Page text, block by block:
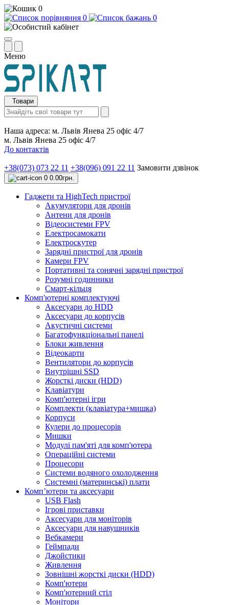
0
0
0
Меню
Товари
Наша адреса: м. Львів Янева 25 офіс 4/7
м. Львів Янева 25 офіс 4/7
До контактів
+38(073) 073 22 11 +38(096) 091 22 11 Замовити дзвінок
0 0.00грн.
Гаджети та HighTech пристрої
Акумулятори для дронів
Антени для дронів
Відеосистеми FPV
Електросамокати
Електроскутер
Зарядні пристрої для дронів
Камери FPV
Портативні та сонячні зарядні пристрої
Розумні годинники
Смарт-кільця
Комп'ютерні комплектуючі
Аксесуари до HDD
Аксесуари до корпусів
Акустичні системи
Багатофункціональні панелі
Блоки живлення
Відеокарти
Вентилятори до корпусів
Внутрішні SSD
Жорсткі диски (HDD)
Клавіатури
Комп'ютерні ігри
Комплекти (клавіатура+мишка)
Корпуси
Кулери до процесорів
Мишки
Модулі пам'яті для комп'ютера
Операційні системи
Процесори
Системи водяного охолодження
Системні (материнські) плати
Компʼютери та аксесуари
USB Flash
Ігрові приставки
Аксесуари для моніторів
Аксесуари для навушників
Вебкамери
Геймпади
Джойстики
Живлення
Зовнішні жорсткі диски (HDD)
Комп'ютери
Комп'ютерний стіл
Монітори